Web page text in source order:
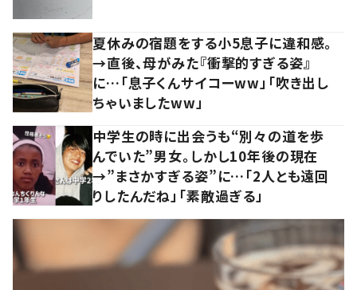
夏休みの宿題をする小5息子に違和感。
→直後、母がみた『衝撃的すぎる姿』
に…「息子くんサイコーww」「吹き出し
ちゃいましたww」
中学生の時に出会うも“別々の道を歩
んでいた”男女。しかし10年後の現在
→”まさかすぎる姿”に…「2人とも遠回
りしたんだね」「素敵過ぎる」